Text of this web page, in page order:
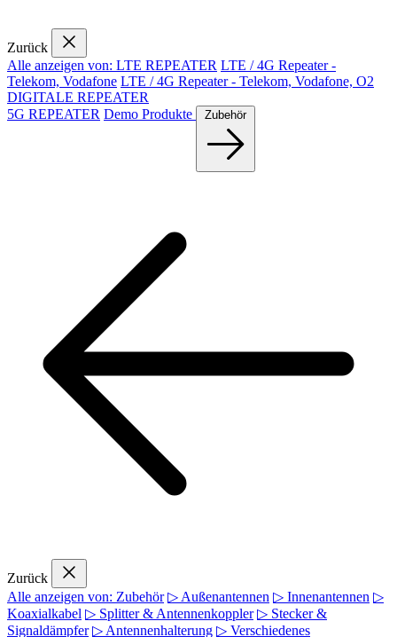
Zurück
Alle anzeigen von: LTE REPEATER LTE / 4G Repeater -
Telekom, Vodafone LTE / 4G Repeater - Telekom, Vodafone, O2
DIGITALE REPEATER
5G REPEATER Demo Produkte Zubehör
Zurück
Alle anzeigen von: Zubehör ▷ Außenantennen ▷ Innenantennen ▷
Koaxialkabel ▷ Splitter & Antennenkoppler ▷ Stecker &
Signaldämpfer ▷ Antennenhalterung ▷ Verschiedenes